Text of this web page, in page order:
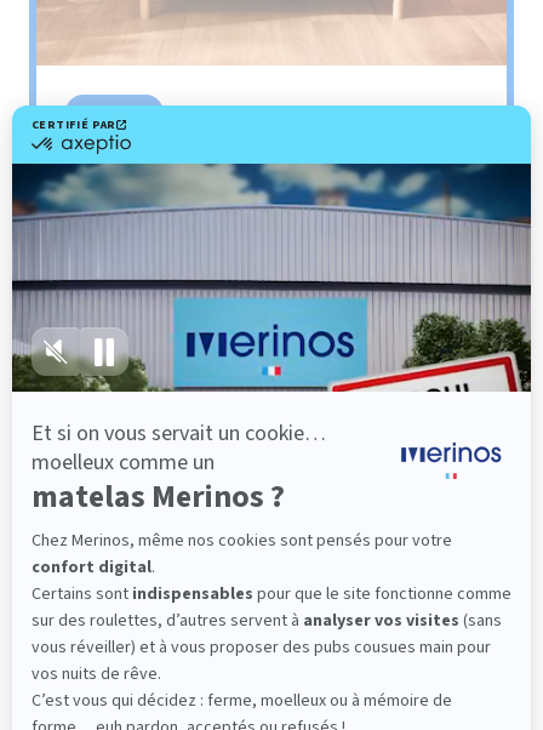
Sommier
PENCIL
Le plus : soutien morphologique
Pencil vous assure tout son soutien. Avec les
épaules, le dos et le bassin qui reposent sur ses
lattes, vous évitez les douleurs au petit matin.
501,00 €
Découvrir
-40%